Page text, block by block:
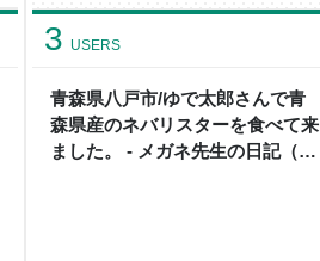
青森県八戸市/ゆで太郎さんで青
森県産のネバリスターを食べて来
ました。 - メガネ先生の日記（青
3 USERS